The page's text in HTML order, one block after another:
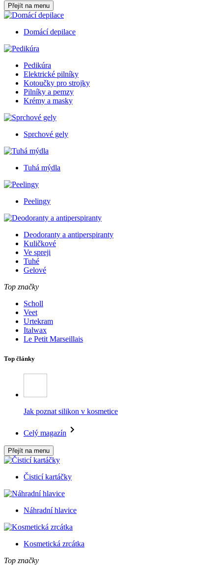
Přejít na menu
Domácí depilace
Pedikúra
Elektrické pilníky
Kotoučky pro strojky
Pilníky a pemzy
Krémy a masky
Sprchové gely
Tuhá mýdla
Peelingy
Deodoranty a antiperspiranty
Kuličkové
Ve spreji
Tuhé
Gelové
Top značky
Scholl
Veet
Urtekram
Italwax
Le Petit Marseillais
Top články
Jak poznat silikon v kosmetice
Celý magazín
Přejít na menu
Čisticí kartáčky
Náhradní hlavice
Kosmetická zrcátka
Top značky